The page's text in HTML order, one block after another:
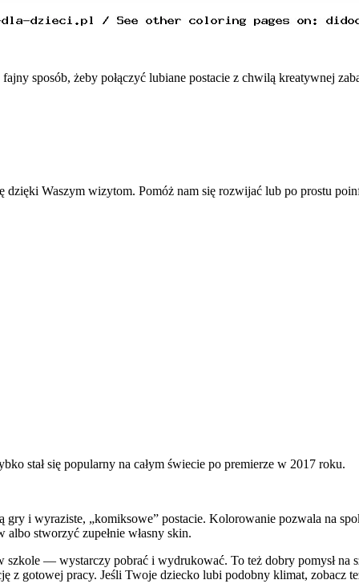
sposób, żeby połączyć lubiane postacie z chwilą kreatywnej
dzięki Waszym wizytom. Pomóż nam się rozwijać lub po prostu
stał się popularny na całym świecie po premierze w 2017 roku.
i wyraziste, „komiksowe” postacie. Kolorowanie pozwala na
stworzyć zupełnie własny skin.
— wystarczy pobrać i wydrukować. To też dobry pomysł na
z gotowej pracy. Jeśli Twoje dziecko lubi podobny klimat, zobacz